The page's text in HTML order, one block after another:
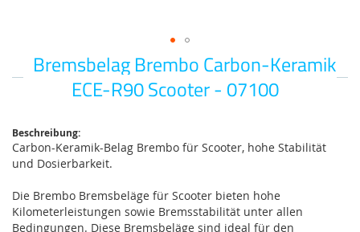
Bremsbelag Brembo Carbon-Keramik
ECE-R90 Scooter - 07100
Zum
Anfang
Beschreibung:
Carbon-Keramik-Belag Brembo für Scooter, hohe Stabilität
und Dosierbarkeit.
Die Brembo Bremsbeläge für Scooter bieten hohe
Kilometerleistungen sowie Bremsstabilität unter allen
Bedingungen. Diese Bremsbeläge sind ideal für den